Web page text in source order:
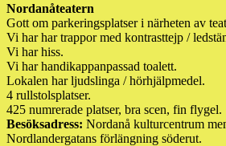
Nordanåteatern
Gott om parkeringsplatser i närheten av
Vi har har trappor med kontrasttejp /
Vi har hiss.
Vi har handikappanpassad toalett.
Lokalen har ljudslinga / hörhjälpmedel.
4 rullstolsplatser.
425 numrerade platser, bra scen, fin flygel.
Besöksadress: Nordanå kulturcentrum
Nordlandergatans förlängning söderut.